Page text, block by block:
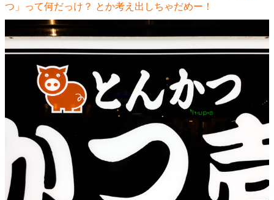
つ」って何だっけ？ とか考え出しちゃだめー！